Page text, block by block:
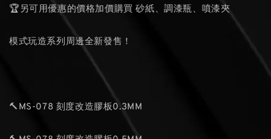
🏆另可用優惠的價格加價購買 砂紙、調漆瓶、噴漆夾
模式玩造系列周邊全新發售！
🔨MS-078 刻度改造膠板0.3MM